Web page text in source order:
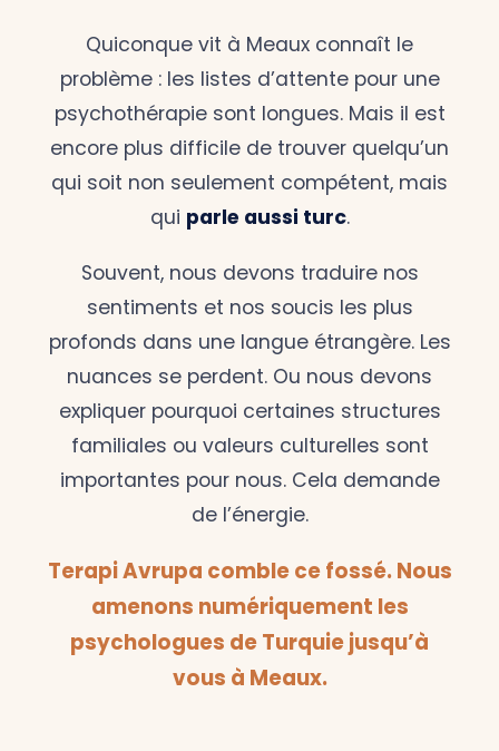
Quiconque vit à Meaux connaît le
problème : les listes d’attente pour une
psychothérapie sont longues. Mais il est
encore plus difficile de trouver quelqu’un
qui soit non seulement compétent, mais
qui parle aussi turc.
Souvent, nous devons traduire nos
sentiments et nos soucis les plus
profonds dans une langue étrangère. Les
nuances se perdent. Ou nous devons
expliquer pourquoi certaines structures
familiales ou valeurs culturelles sont
importantes pour nous. Cela demande
de l’énergie.
Terapi Avrupa comble ce fossé. Nous
amenons numériquement les
psychologues de Turquie jusqu’à
vous à Meaux.